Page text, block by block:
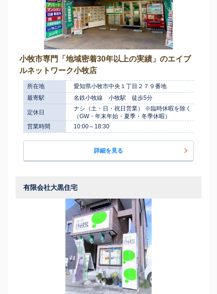
小牧市専門「地域密着30年以上の実績」のエイブ
ルネットワーク小牧店
所在地
愛知県小牧市中央１丁目２７９番地
最寄駅
名鉄小牧線 小牧駅 徒歩5分
定休日
ナシ（土・日・祝日営業） ※臨時休暇を除く
（GW・年末年始・夏季・冬季休暇）
営業時間
10:00～18:30
詳細を見る
有限会社大黒住宅